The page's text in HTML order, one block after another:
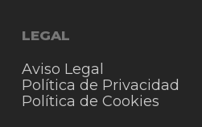
LEGAL
Aviso Legal
Política de Privacidad
Política de Cookies